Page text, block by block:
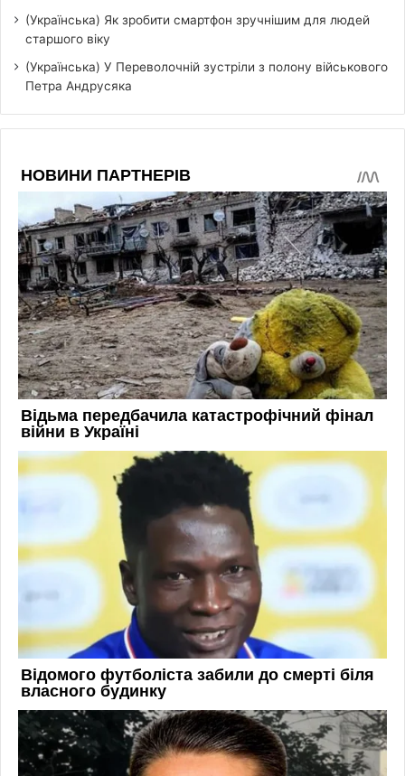
(Українська) Як зробити смартфон зручнішим для людей
старшого віку
(Українська) У Переволочній зустріли з полону військового
Петра Андрусяка